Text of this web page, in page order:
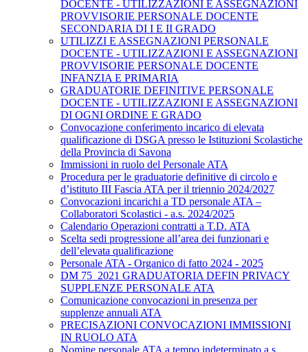
DOCENTE - UTILIZZAZIONI E ASSEGNAZIONI
PROVVISORIE PERSONALE DOCENTE
SECONDARIA DI I E II GRADO
UTILIZZI E ASSEGNAZIONI PERSONALE
DOCENTE - UTILIZZAZIONI E ASSEGNAZIONI
PROVVISORIE PERSONALE DOCENTE
INFANZIA E PRIMARIA
GRADUATORIE DEFINITIVE PERSONALE
DOCENTE - UTILIZZAZIONI E ASSEGNAZIONI
DI OGNI ORDINE E GRADO
Convocazione conferimento incarico di elevata
qualificazione di DSGA presso le Istituzioni Scolastiche
della Provincia di Savona
Immissioni in ruolo del Personale ATA
Procedura per le graduatorie definitive di circolo e
d’istituto III Fascia ATA per il triennio 2024/2027
Convocazioni incarichi a TD personale ATA –
Collaboratori Scolastici - a.s. 2024/2025
Calendario Operazioni contratti a T.D. ATA
Scelta sedi progressione all’area dei funzionari e
dell’elevata qualificazione
Personale ATA - Organico di fatto 2024 - 2025
DM 75_2021 GRADUATORIA DEFIN PRIVACY
SUPPLENZE PERSONALE ATA
Comunicazione convocazioni in presenza per
supplenze annuali ATA
PRECISAZIONI CONVOCAZIONI IMMISSIONI
IN RUOLO ATA